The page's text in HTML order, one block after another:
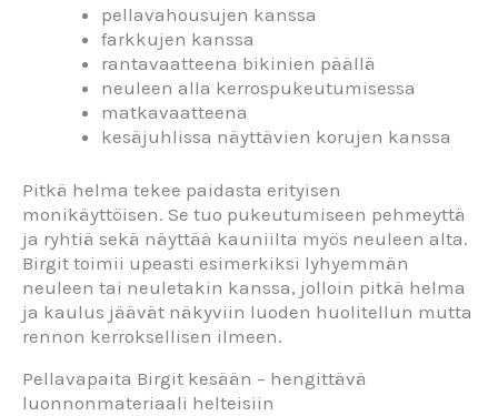
pellavahousujen kanssa
farkkujen kanssa
rantavaatteena bikinien päällä
neuleen alla kerrospukeutumisessa
matkavaatteena
kesäjuhlissa näyttävien korujen kanssa
Pitkä helma tekee paidasta erityisen
monikäyttöisen. Se tuo pukeutumiseen pehmeyttä
ja ryhtiä sekä näyttää kauniilta myös neuleen alta.
Birgit toimii upeasti esimerkiksi lyhyemmän
neuleen tai neuletakin kanssa, jolloin pitkä helma
ja kaulus jäävät näkyviin luoden huolitellun mutta
rennon kerroksellisen ilmeen.
Pellavapaita Birgit kesään – hengittävä
luonnonmateriaali helteisiin